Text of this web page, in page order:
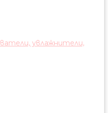
увлажнители,